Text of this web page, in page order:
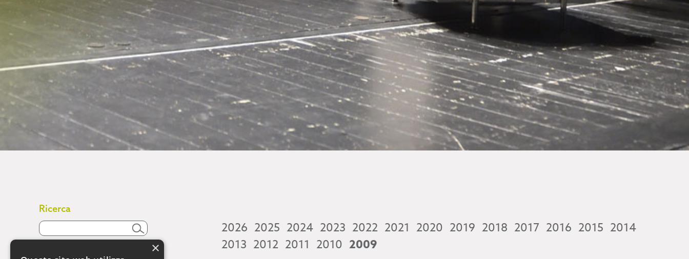
Ricerca
2026 2025 2024 2023 2022 2021 2020 2019 2018 2017 2016 2015 2014
2013 2012 2011 2010 2009
×